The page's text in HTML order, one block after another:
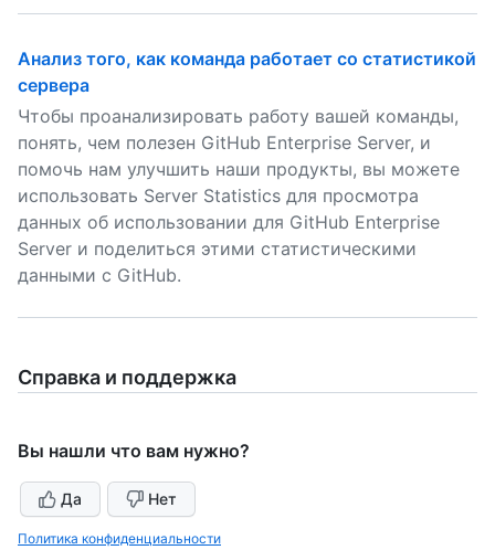
Анализ того, как команда работает со статистикой
сервера
Чтобы проанализировать работу вашей команды,
понять, чем полезен GitHub Enterprise Server, и
помочь нам улучшить наши продукты, вы можете
использовать Server Statistics для просмотра
данных об использовании для GitHub Enterprise
Server и поделиться этими статистическими
данными с GitHub.
Справка и поддержка
Вы нашли что вам нужно?
Да Нет
Политика конфиденциальности